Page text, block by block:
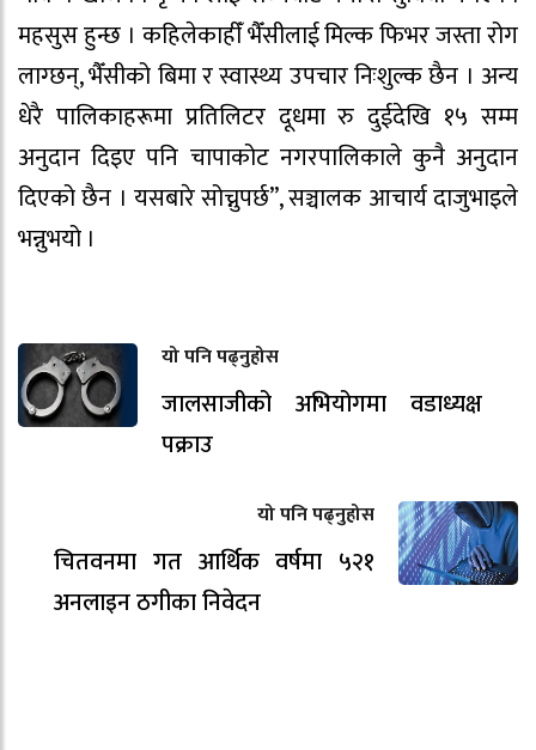
महसुस हुन्छ । कहिलेकाहीँ भैँसीलाई मिल्क फिभर जस्ता रोग
लाग्छन्, भैँसीको बिमा र स्वास्थ्य उपचार निःशुल्क छैन । अन्य
धेरै पालिकाहरूमा प्रतिलिटर दूधमा रु दुईदेखि १५ सम्म
अनुदान दिइए पनि चापाकोट नगरपालिकाले कुनै अनुदान
दिएको छैन । यसबारे सोच्नुपर्छ”, सञ्चालक आचार्य दाजुभाइले
भन्नुभयो ।
यो पनि पढ्नुहोस
जालसाजीको अभियोगमा वडाध्यक्ष
पक्राउ
यो पनि पढ्नुहोस
चितवनमा गत आर्थिक वर्षमा ५२१
अनलाइन ठगीका निवेदन